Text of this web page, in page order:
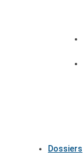
Dossiers